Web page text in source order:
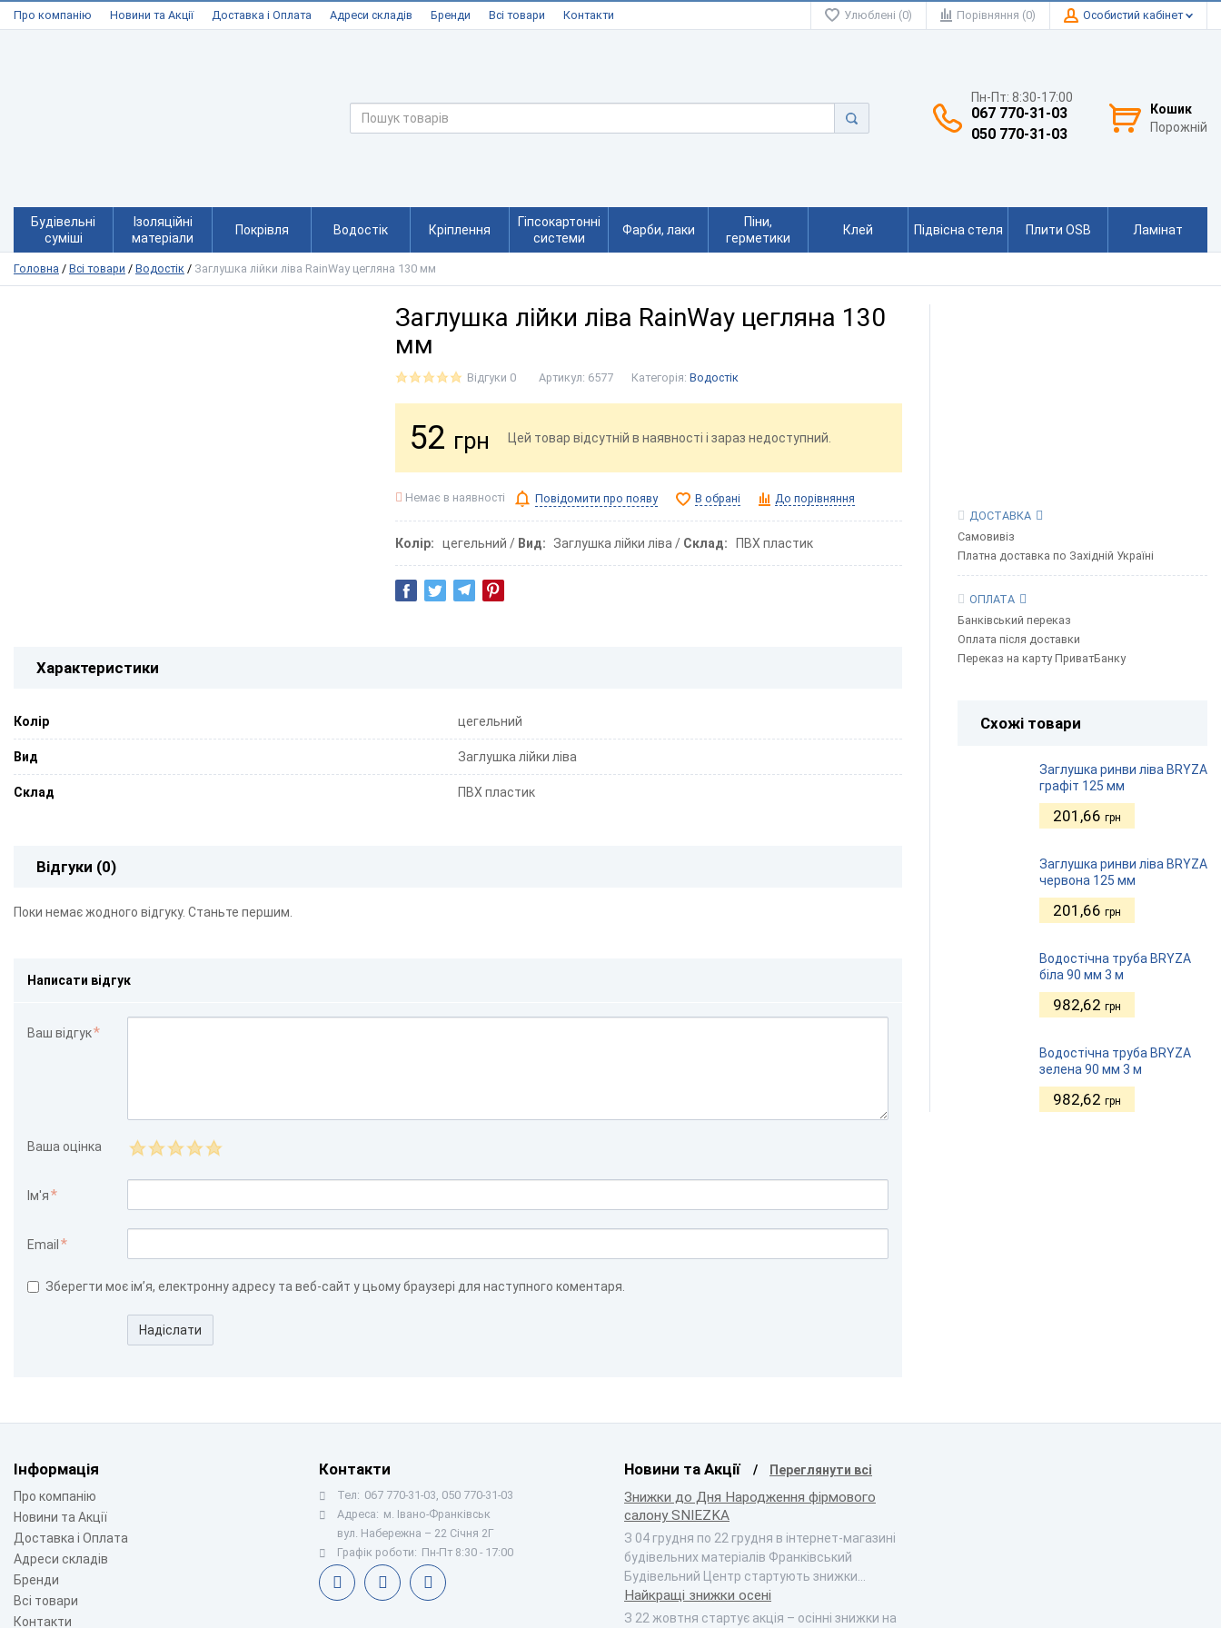
Про компанію Новини та Акції Доставка і Оплата Адреси складів Бренди Всі товари Контакти Улюблені (0) Порівняння (0) Особистий кабінет
Пн-Пт: 8:30-17:00
067 770-31-03
050 770-31-03
Кошик
Порожній
Будівельні
суміші
Ізоляційні
матеріали
Покрівля Водостік Кріплення
Гіпсокартонні
системи
Фарби, лаки
Піни,
герметики
Клей Підвісна стеля Плити OSB Ламінат
Головна / Всі товари / Водостік / Заглушка лійки ліва RainWay цегляна 130 мм
Заглушка лійки ліва RainWay цегляна 130
мм
Відгуки 0 Артикул: 6577 Категорія: Водостік
52 грн Цей товар відсутній в наявності і зараз недоступний.
Немає в наявності Повідомити про появу В обрані До порівняння
Колір цегельний Вид Заглушка лійки ліва Склад ПВХ пластик
Характеристики
Колір цегельний
Вид Заглушка лійки ліва
Склад ПВХ пластик
Відгуки (0)
Поки немає жодного відгуку. Станьте першим.
Написати відгук
Ваш відгук
Ваша оцінка
Ім'я
Email
Зберегти моє ім’я, електронну адресу та веб-сайт у цьому браузері для наступного коментаря.
Надіслати
ДОСТАВКА
Самовивіз
Платна доставка по Західній Україні
ОПЛАТА
Банківський переказ
Оплата після доставки
Переказ на карту ПриватБанку
Схожі товари
Заглушка ринви ліва BRYZA
графіт 125 мм
201,66 грн
Заглушка ринви ліва BRYZA
червона 125 мм
201,66 грн
Водостічна труба BRYZA
біла 90 мм 3 м
982,62 грн
Водостічна труба BRYZA
зелена 90 мм 3 м
982,62 грн
Інформація
Про компанію
Новини та Акції
Доставка і Оплата
Адреси складів
Бренди
Всі товари
Контакти
Контакти
Тел: 067 770-31-03, 050 770-31-03
Адреса: м. Івано-Франківськ
вул. Набережна – 22 Січня 2Г
Графік роботи: Пн-Пт 8:30 - 17:00
Новини та Акції Переглянути всі
Знижки до Дня Народження фірмового
салону SNIEZKA
З 04 грудня по 22 грудня в інтернет-магазині
будівельних матеріалів Франківський
Будівельний Центр стартують знижки…
Найкращі знижки осені
З 22 жовтня стартує акція – осінні знижки на